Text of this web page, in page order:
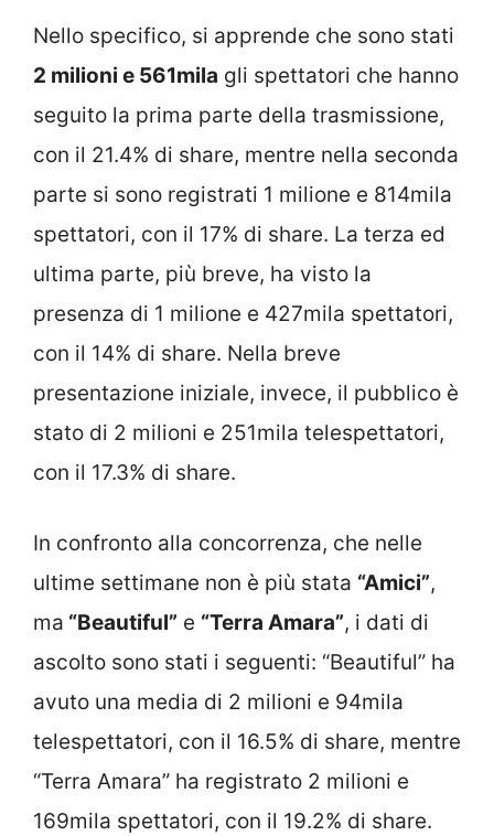
Nello specifico, si apprende che sono stati
2 milioni e 561mila gli spettatori che hanno
seguito la prima parte della trasmissione,
con il 21.4% di share, mentre nella seconda
parte si sono registrati 1 milione e 814mila
spettatori, con il 17% di share. La terza ed
ultima parte, più breve, ha visto la
presenza di 1 milione e 427mila spettatori,
con il 14% di share. Nella breve
presentazione iniziale, invece, il pubblico è
stato di 2 milioni e 251mila telespettatori,
con il 17.3% di share.
In confronto alla concorrenza, che nelle
ultime settimane non è più stata “Amici”,
ma “Beautiful” e “Terra Amara”, i dati di
ascolto sono stati i seguenti: “Beautiful” ha
avuto una media di 2 milioni e 94mila
telespettatori, con il 16.5% di share, mentre
“Terra Amara” ha registrato 2 milioni e
169mila spettatori, con il 19.2% di share.